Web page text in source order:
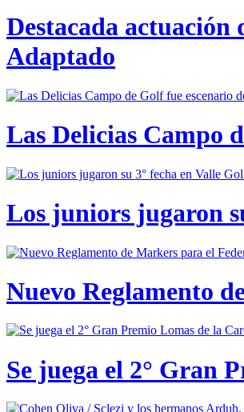
Destacada
Adaptado
Las Delicias Campo
Los juniors jugaron
Nuevo Reglamento
Se juega el 2° Gran